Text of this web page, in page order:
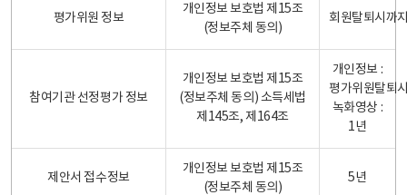
평가위원 정보
개인정보 보호법 제15조
(정보주체 동의)
회원탈퇴시까
참여기관 선정평가 정보
개인정보 보호법 제15조
(정보주체 동의) 소득세법
제145조, 제164조
개인정보 :
평가위원탈퇴
녹화영상 :
1년
제안서 접수정보
개인정보 보호법 제15조
(정보주체 동의)
5년